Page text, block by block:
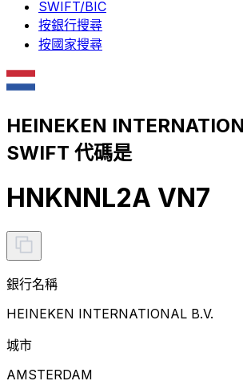
SWIFT/BIC
按銀行搜尋
按國家搜尋
HEINEKEN
SWIFT 代碼是
HNKNNL2A VN7
銀行名稱
HEINEKEN INTERNATIONAL B.V.
城市
AMSTERDAM